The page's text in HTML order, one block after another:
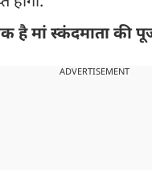
है मां स्कंदमाता की
ADVERTISEMENT